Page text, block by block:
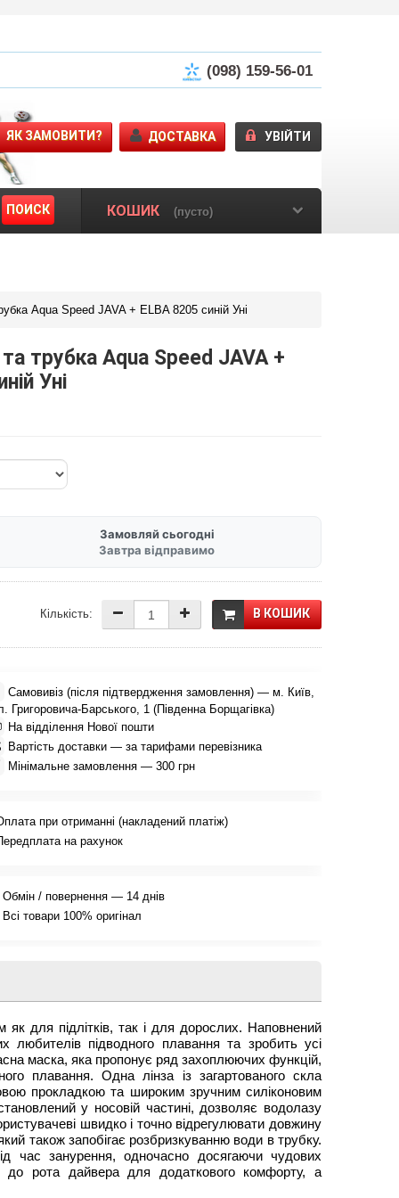
(098) 159-56-01
ПОИСК
УВІЙТИ
ЯК ЗАМОВИТИ? ДОСТАВКА
КОШИК (пусто)
Aqua Speed JAVA + ELBA 8205 синій Уні
трубка Aqua Speed JAVA +
Уні
Замовляй сьогодні
Завтра відправимо
В КОШИК
Кількість:
Самовивіз (після підтвердження замовлення) — м. Київ,
Григоровича-Барського, 1 (Південна Борщагівка)
На відділення Нової пошти
Вартість доставки — за тарифами перевізника
Мінімальне замовлення — 300 грн
при отриманні (накладений платіж)
на рахунок
Обмін / повернення — 14 днів
Всі товари 100% оригінал
для підлітків, так і для дорослих. Наповнений
любителів підводного плавання та зробить усі
маска, яка пропонує ряд захоплюючих функцій,
плавання. Одна лінза із загартованого скла
прокладкою та широким зручним силіконовим
у носовій частині, дозволяє водолазу
швидко і точно відрегулювати довжину
також запобігає розбризкуванню води в трубку.
час занурення, одночасно досягаючи чудових
до рота дайвера для додаткового комфорту, а